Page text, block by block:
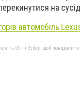
на
автомобіль
Ctrl + Enter, щоб